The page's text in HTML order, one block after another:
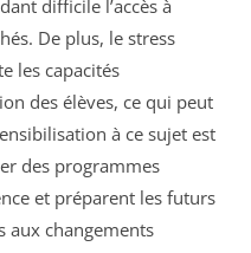
difficile l’accès à
De plus, le stress
les capacités
des élèves, ce qui peut
à ce sujet est
des programmes
et préparent les futurs
aux changements